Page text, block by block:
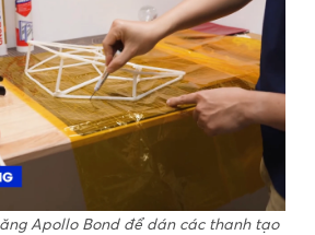
Apollo Bond để dán các thanh tạo